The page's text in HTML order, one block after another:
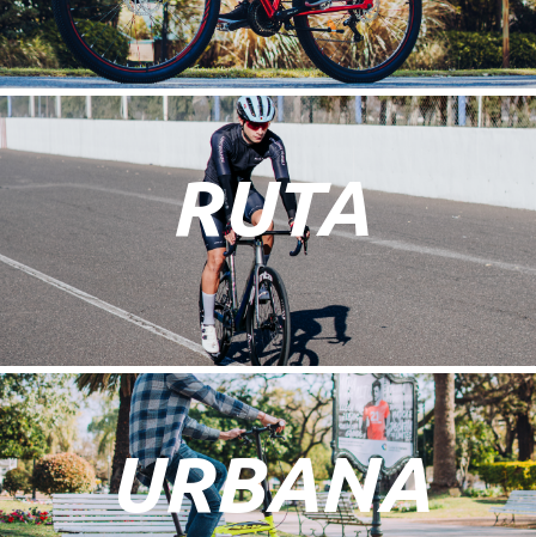
RUTA
URBANA